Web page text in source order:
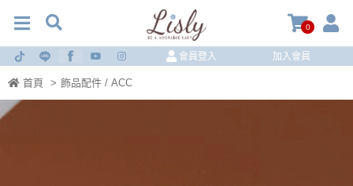
0
會員登入 加入會員
首頁 > 飾品配件 / ACC